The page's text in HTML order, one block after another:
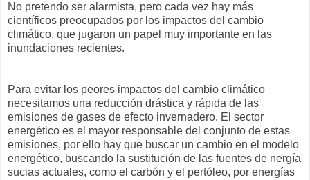
No pretendo ser alarmista, pero cada vez hay más
científicos preocupados por los impactos del cambio
climático, que jugaron un papel muy importante en las
inundaciones recientes.
Para evitar los peores impactos del cambio climático
necesitamos una reducción drástica y rápida de las
emisiones de gases de efecto invernadero. El sector
energético es el mayor responsable del conjunto de estas
emisiones, por ello hay que buscar un cambio en el modelo
energético, buscando la sustitución de las fuentes de nergía
sucias actuales, como el carbón y el pertóleo, por energías